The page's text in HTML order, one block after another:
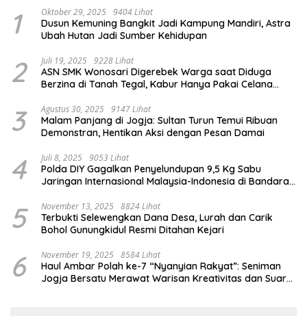
1 Oktober 29, 2025 9404 Lihat
Dusun Kemuning Bangkit Jadi Kampung Mandiri, Astra
Ubah Hutan Jadi Sumber Kehidupan
2 Juli 19, 2025 9228 Lihat
ASN SMK Wonosari Digerebek Warga saat Diduga
Berzina di Tanah Tegal, Kabur Hanya Pakai Celana
3 Agustus 30, 2025 9147 Lihat
Malam Panjang di Jogja: Sultan Turun Temui Ribuan
Demonstran, Hentikan Aksi dengan Pesan Damai
4 Juli 8, 2025 9053 Lihat
Polda DIY Gagalkan Penyelundupan 9,5 Kg Sabu
Jaringan Internasional Malaysia-Indonesia di Bandara
5 November 13, 2025 8824 Lihat
Terbukti Selewengkan Dana Desa, Lurah dan Carik
Bohol Gunungkidul Resmi Ditahan Kejari
6 November 19, 2025 8584 Lihat
Haul Ambar Polah ke-7 “Nyanyian Rakyat”: Seniman
Jogja Bersatu Merawat Warisan Kreativitas dan Suara